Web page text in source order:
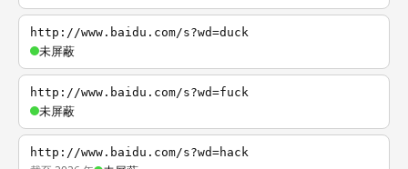
http://www.baidu.com/s?wd=duck
未屏蔽
http://www.baidu.com/s?wd=fuck
未屏蔽
http://www.baidu.com/s?wd=hack